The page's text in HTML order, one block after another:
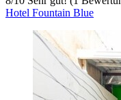
Hotel Fountain Blue